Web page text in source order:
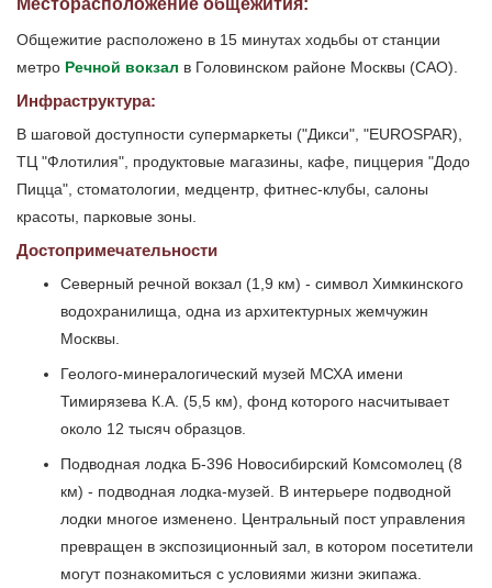
Месторасположение общежития:
Общежитие расположено в 15 минутах ходьбы от станции
метро Речной вокзал в Головинском районе Москвы (САО).
Инфраструктура:
В шаговой доступности супермаркеты ("Дикси", "EUROSPAR),
ТЦ "Флотилия", продуктовые магазины, кафе, пиццерия "Додо
Пицца", стоматологии, медцентр, фитнес-клубы, салоны
красоты, парковые зоны.
Достопримечательности
Северный речной вокзал (1,9 км) - символ Химкинского
водохранилища, одна из архитектурных жемчужин
Москвы.
Геолого-минералогический музей МСХА имени
Тимирязева К.А. (5,5 км), фонд которого насчитывает
около 12 тысяч образцов.
Подводная лодка Б-396 Новосибирский Комсомолец (8
км) - подводная лодка-музей. В интерьере подводной
лодки многое изменено. Центральный пост управления
превращен в экспозиционный зал, в котором посетители
могут познакомиться с условиями жизни экипажа.